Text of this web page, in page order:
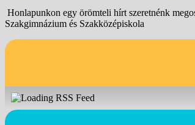
Honlapunkon egy örömteli hírt szeretnénk
Szakgimnázium és Szakközépiskola